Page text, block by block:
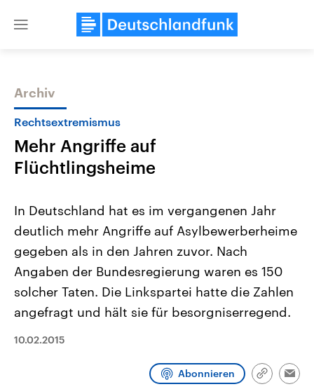
Close
Themen
Aktuelle Beiträge, Analysen und
Hintergründe
Wirtschaftlich und militärisch
gehören die Vereinigten Staaten zu
den mächtigsten Ländern der Erde,
mit großem Einfluss auf das
aktuelle Weltgeschehen.
Nahostkonflikt
Aktuelle Lage und
Der Überfall der
Terrororganisation Hamas
Oktober 2023 auf Israel
Region wieder die Gewalt
Israel möchte die Hamas
Diese wird wie die
Archiv
Rechtsextremismus
Mehr Angriffe auf
Flüchtlingsheime
In Deutschland hat es im vergangenen Jahr
deutlich mehr Angriffe auf Asylbewerberheime
gegeben als in den Jahren zuvor. Nach
Angaben der Bundesregierung waren es 150
solcher Taten. Die Linkspartei hatte die Zahlen
angefragt und hält sie für besorgniserregend.
10.02.2015
Abonnieren
Link